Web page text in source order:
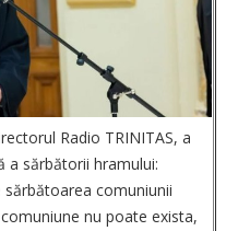
Radio TRINITAS, a
a sărbătorii hramului:
sărbătoarea comuniunii
nu poate exista,